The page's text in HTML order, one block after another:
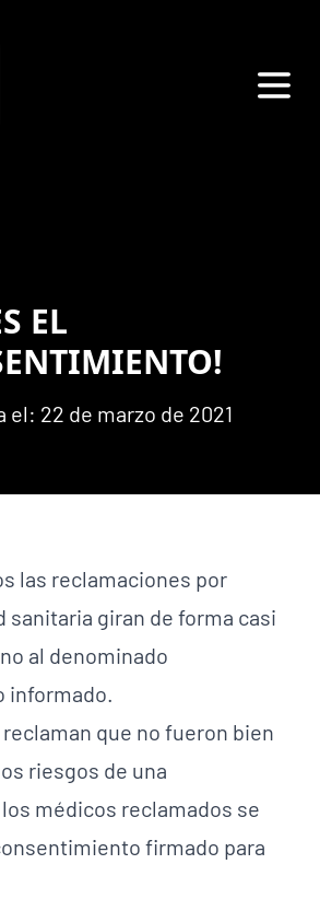
EL
el: 22 de marzo de 2021
las reclamaciones por
sanitaria giran de forma casi
al denominado
informado.
que no fueron bien
riesgos de una
médicos reclamados se
firmado para